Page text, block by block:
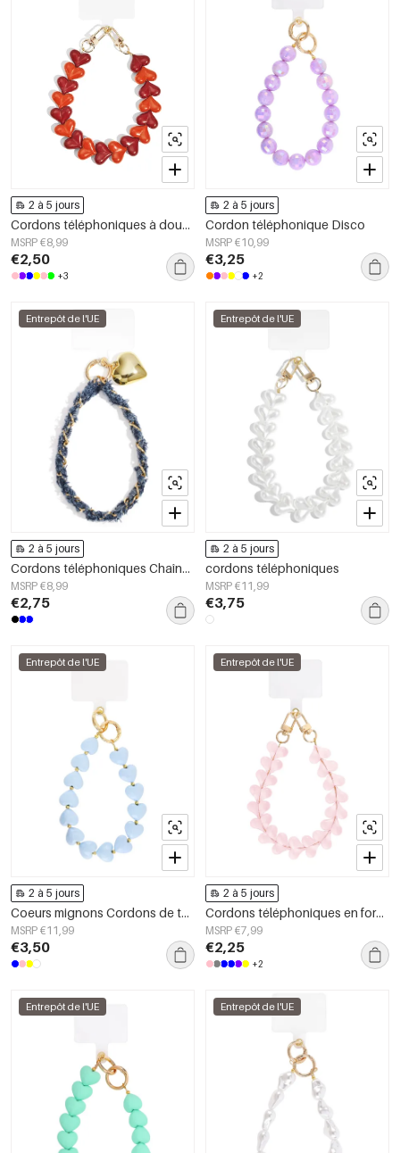
2 à 5 jours
Cordons téléphoniques à double cœur
MSRP €8,99
€2,50
+3
2 à 5 jours
Cordon téléphonique Disco
MSRP €10,99
€3,25
+2
Entrepôt de l'UE
2 à 5 jours
Cordons téléphoniques Chaîne Décontracté Polyester Accessoires quotidiens
MSRP €8,99
€2,75
Entrepôt de l'UE
2 à 5 jours
cordons téléphoniques
MSRP €11,99
€3,75
Entrepôt de l'UE
2 à 5 jours
Coeurs mignons Cordons de téléphone
MSRP €11,99
€3,50
Entrepôt de l'UE
2 à 5 jours
Cordons téléphoniques en forme de petits cœurs
MSRP €7,99
€2,25
+2
Entrepôt de l'UE Entrepôt de l'UE